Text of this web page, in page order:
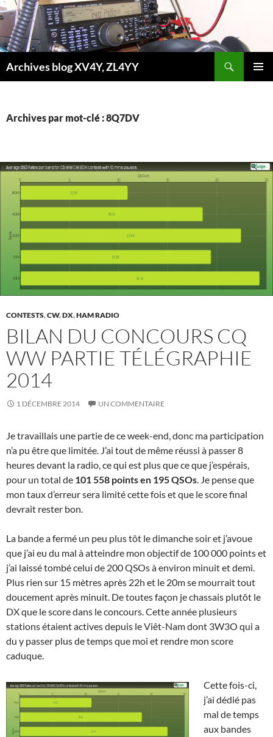
Aller
au
contenu
Archives blog XV4Y, ZL4YY
Archives par mot-clé : 8Q7DV
CONTESTS,CW,DX,HAM RADIO
BILAN DU CONCOURS CQ
WW PARTIE TÉLÉGRAPHIE
2014
1 DÉCEMBRE 2014 UN COMMENTAIRE
Je travaillais une partie de ce week-end, donc ma participation
n’a pu être que limitée. J’ai tout de même réussi à passer 8
heures devant la radio, ce qui est plus que ce que j’espérais,
pour un total de 101 558 points en 195 QSOs. Je pense que
mon taux d’erreur sera limité cette fois et que le score final
devrait rester bon.
La bande a fermé un peu plus tôt le dimanche soir et j’avoue
que j’ai eu du mal à atteindre mon objectif de 100 000 points et
j’ai laissé tombé celui de 200 QSOs à environ minuit et demi.
Plus rien sur 15 mètres après 22h et le 20m se mourrait tout
doucement après minuit. De toutes façon je chassais plutôt le
DX que le score dans le concours. Cette année plusieurs
stations étaient actives depuis le Viêt-Nam dont 3W3O qui a
du y passer plus de temps que moi et rendre mon score
caduque.
Cette fois-ci,
j’ai dédié pas
mal de temps
aux bandes